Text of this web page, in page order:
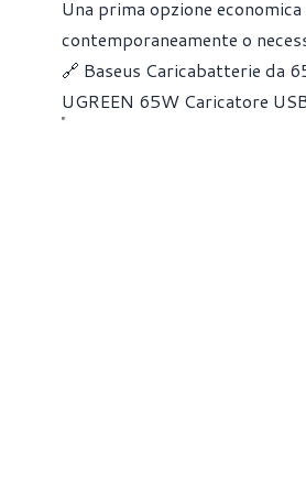
Una prima opzione
contemporaneamente o
🔗 Baseus Caricabatterie da
UGREEN 65W Caricatore